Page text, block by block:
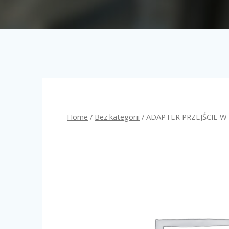
Home / Bez kategorii / ADAPTER PRZEJŚCIE